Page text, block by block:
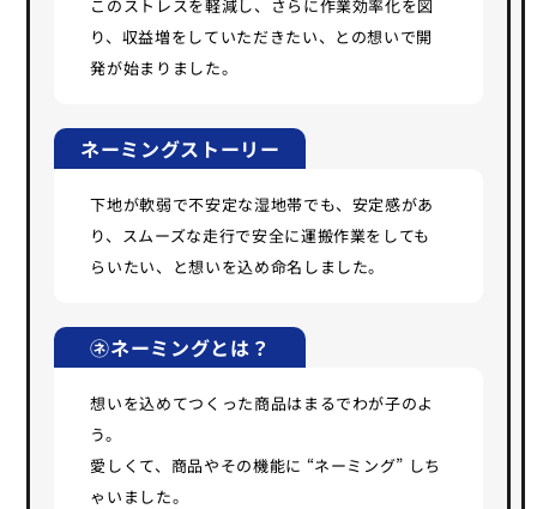
このストレスを軽減し、さらに作業効率化を図
り、収益増をしていただきたい、との想いで開
発が始まりました。
ネーミングストーリー
下地が軟弱で不安定な湿地帯でも、安定感があ
り、スムーズな走行で安全に運搬作業をしても
らいたい、と想いを込め命名しました。
㋧ネーミングとは？
想いを込めてつくった商品はまるでわが子のよ
う。
愛しくて、商品やその機能に “ネーミング” しち
ゃいました。